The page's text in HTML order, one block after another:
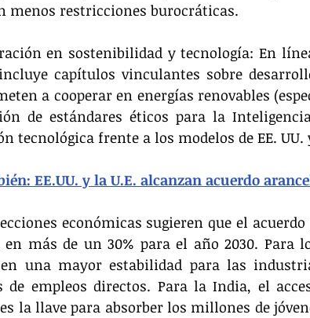
menos restricciones burocráticas.
en sostenibilidad y tecnología: En
capítulos vinculantes sobre
a cooperar en energías renovables
de estándares éticos para la
tecnológica frente a los modelos de EE. UU.
EE.UU. y la U.E. alcanzan acuerdo
económicas sugieren que el
más de un 30% para el año 2030. Para
una mayor estabilidad para las
de empleos directos. Para la India, el
la llave para absorber los millones de